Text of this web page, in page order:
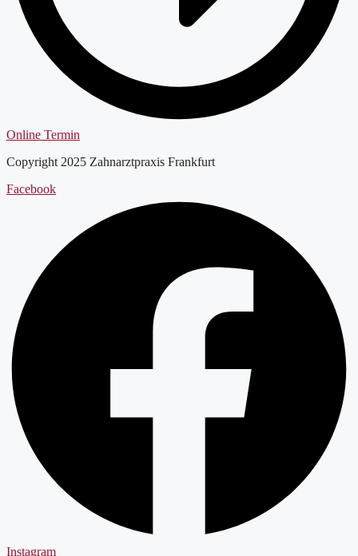
Online Termin
Copyright 2025 Zahnarztpraxis Frankfurt
Facebook
Instagram